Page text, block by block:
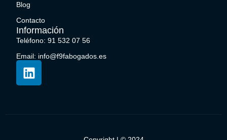
Blog
Contacto
Información
Teléfono: 91 532 07 56
Email: info@f9fabogados.es